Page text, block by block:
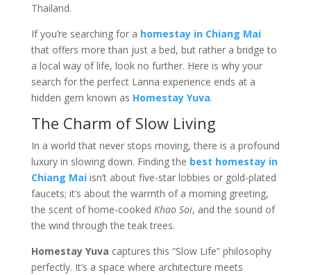
Thailand.
If you’re searching for a homestay in Chiang Mai
that offers more than just a bed, but rather a bridge to
a local way of life, look no further. Here is why your
search for the perfect Lanna experience ends at a
hidden gem known as Homestay Yuva.
The Charm of Slow Living
In a world that never stops moving, there is a profound
luxury in slowing down. Finding the best homestay in
Chiang Maiisn’t about five-star lobbies or gold-plated
faucets; it’s about the warmth of a morning greeting,
the scent of home-cooked Khao Soi, and the sound of
the wind through the teak trees.
Homestay Yuva captures this “Slow Life” philosophy
perfectly. It’s a space where architecture meets